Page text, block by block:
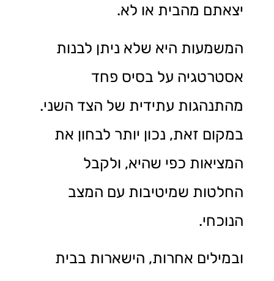
יצאתם מהבית או לא.
המשמעות היא שלא ניתן לבנות
אסטרטגיה על בסיס פחד
מהתנהגות עתידית של הצד השני.
במקום זאת, נכון יותר לבחון את
המציאות כפי שהיא, ולקבל
החלטות שמיטיבות עם המצב
הנוכחי.
ובמילים אחרות, הישארות בבית